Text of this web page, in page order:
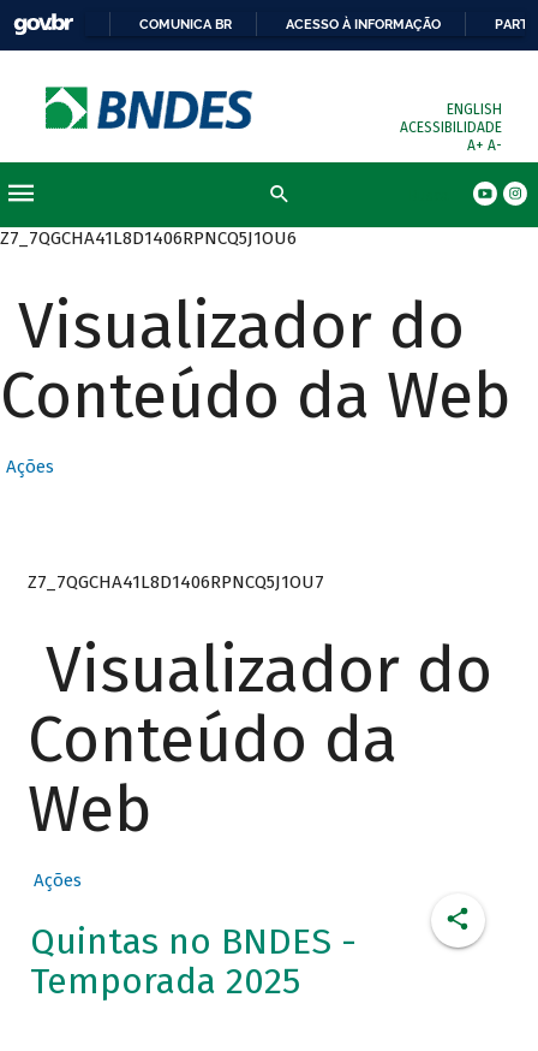
COMUNICA BR ACESSO À INFORMAÇÃO
ENGLISH
ACESSIBILIDADE
A+ A-
Z7_7QGCHA41L8D1406RPNCQ5J1OU6
Visualizador do
Conteúdo da Web
Ações
Z7_7QGCHA41L8D1406RPNCQ5J1OU7
Visualizador do
Conteúdo da
Web
Ações
Quintas no BNDES -
Temporada 2025